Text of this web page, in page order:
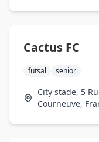
Cactus FC
futsal senior
City stade, 5
Courneuve,